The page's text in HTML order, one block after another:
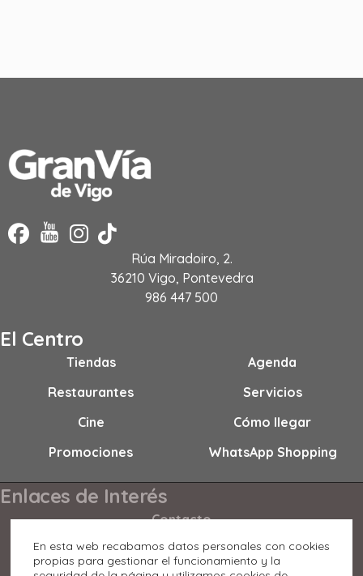
Rúa Miradoiro, 2.
36210 Vigo, Pontevedra
986 447 500
El Centro
Tiendas
Restaurantes
Cine
Promociones
Agenda
Servicios
Cómo llegar
WhatsApp Shopping
Enlaces de Interés
Contacto
Horario
En esta web recabamos datos personales con cookies
propias para gestionar el funcionamiento y la